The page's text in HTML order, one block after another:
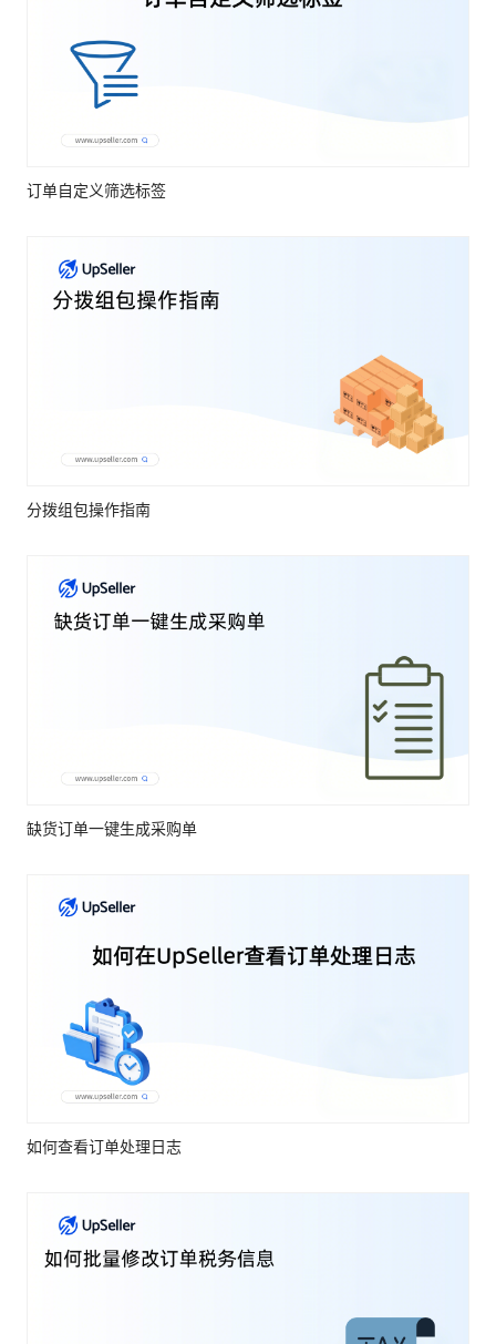
订单自定义筛选标签
分拨组包操作指南
缺货订单一键生成采购单
如何查看订单处理日志